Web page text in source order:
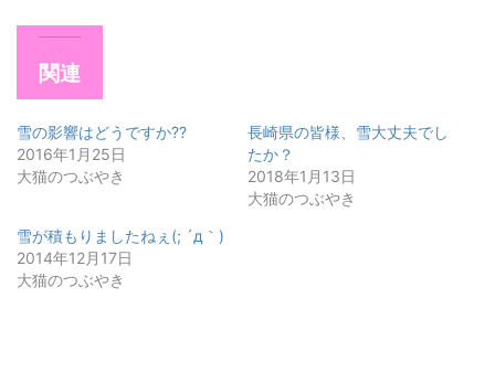
関連
雪の影響はどうですか??
2016年1月25日
大猫のつぶやき
長崎県の皆様、雪大丈夫でし
たか？
2018年1月13日
大猫のつぶやき
雪が積もりましたねぇ(; ´д｀)
2014年12月17日
大猫のつぶやき